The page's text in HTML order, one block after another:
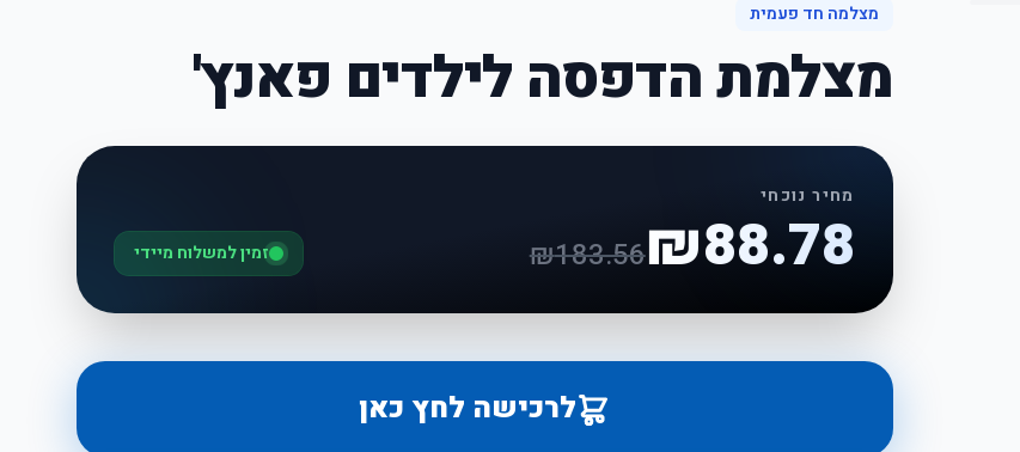
מצלמה חד פעמית
מצלמת הדפסה לילדים פאנץ'
מחיר נוכחי
₪88.78
₪183.56 זמין למשלוח מיידי
לרכישה לחץ כאן